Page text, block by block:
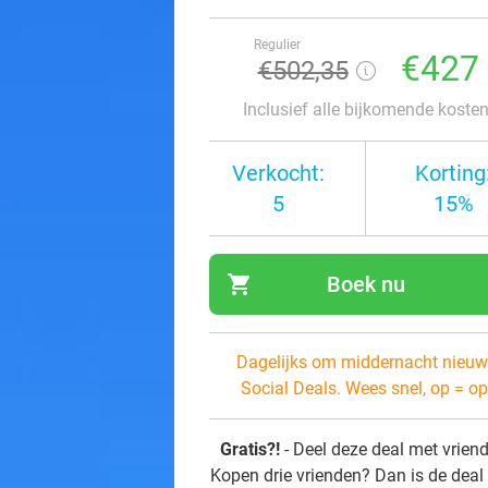
Regulier
€502,35 €427
Inclusief alle bijkomende kosten
Verkocht:
5
15%
shopping_cart Boek nu
Dagelijks om middernacht
Social Deals. Wees snel, op =
Gratis?! - Deel deze deal met
Kopen drie vrienden? Dan is de